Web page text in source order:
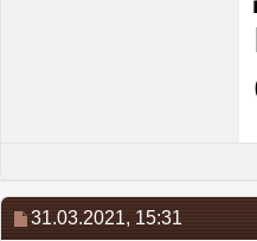
31.03.2021, 15:31